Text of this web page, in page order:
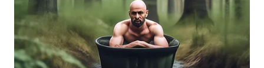
TANGERANG
WN
BINJAI